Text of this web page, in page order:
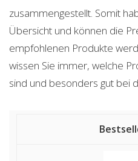
zusammengestellt. Somit
Übersicht und können die
empfohlenen Produkte
wissen Sie immer, welche
sind und besonders gut bei